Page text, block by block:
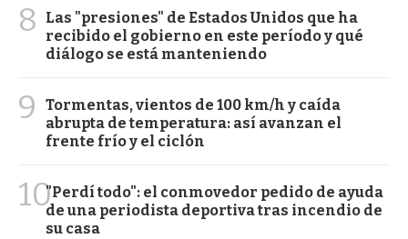
8
Las "presiones" de Estados Unidos que ha
recibido el gobierno en este período y qué
diálogo se está manteniendo
9
Tormentas, vientos de 100 km/h y caída
abrupta de temperatura: así avanzan el
frente frío y el ciclón
10"Perdí todo": el conmovedor pedido de ayuda
de una periodista deportiva tras incendio de
su casa